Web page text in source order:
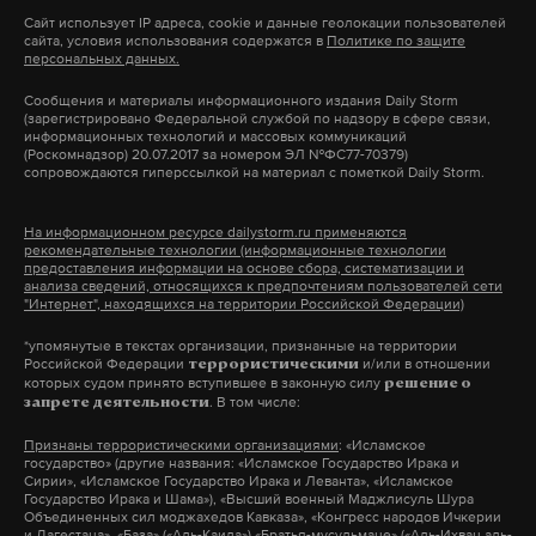
должность главного специалиста — тренера по
«Если есть стремление развиваться, то наша
организация предоставляет все необходимые
обучения и повышения квалификации, которые
помогут расширить свои знания и навыки», —
рассказала Екатерина Пичугина.
А участие в интересных проектах и обмен опытом
с коллегами помогает развивать лидерские
По мнению Пичугиной, главный секрет
успешного обучения сотрудников — ясно излагать
#хмеймим #военная база # сирия
Сайт использует IP адреса, cookie и данные геолокации пользователей
сайта, условия использования содержатся в Политике по защите
персональных данных.
Сообщения и материалы информационного издания Daily Storm
(зарегистрировано Федеральной службой по надзору в сфере связи,
информационных технологий и массовых коммуникаций
(Роскомнадзор) 20.07.2017 за номером ЭЛ №ФС77-70379)
сопровождаются гиперссылкой на материал с пометкой Daily Storm.
На информационном ресурсе dailystorm.ru применяются
рекомендательные технологии (информационные технологии
предоставления информации на основе сбора, систематизации и
анализа сведений, относящихся к предпочтениям пользователей сети
"Интернет", находящихся на территории Российской Федерации)
*упомянутые в текстах организации, признанные на территории
Российской Федерации террористическими и/или в отношении
которых судом принято вступившее в законную силу решение о
запрете деятельности. В том числе:
Признаны террористическими организациями: «Исламское
государство» (другие названия: «Исламское Государство Ирака и
Сирии», «Исламское Государство Ирака и Леванта», «Исламское
Государство Ирака и Шама»), «Высший военный Маджлисуль Шура
Объединенных сил моджахедов Кавказа», «Конгресс народов Ичкерии